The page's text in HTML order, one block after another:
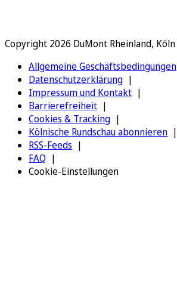
Copyright 2026 DuMont Rheinland, Köln
Allgemeine Geschäftsbedingungen
Datenschutzerklärung
Impressum und Kontakt
Barrierefreiheit
Cookies & Tracking
Kölnische Rundschau abonnieren
RSS-Feeds
FAQ
Cookie-Einstellungen